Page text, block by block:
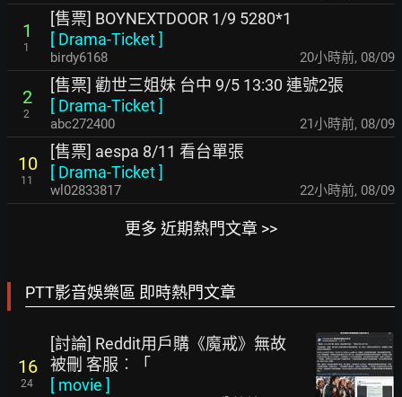
1
1
[售票] BOYNEXTDOOR 1/9 5280*1
[ Drama-Ticket]
birdy6168 20小時前, 08/09
2
2
[售票] 勸世三姐妹 台中 9/5 13:30 連號2張
[ Drama-Ticket]
abc272400 21小時前, 08/09
10
11
[售票] aespa 8/11 看台單張
[ Drama-Ticket]
wl02833817 22小時前, 08/09
更多 近期熱門文章 >>
PTT影音娛樂區 即時熱門文章
16
24
[討論] Reddit用戶購《魔戒》無故
被刪 客服︰「
[ movie ]